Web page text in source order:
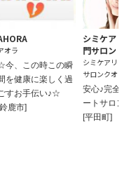
オラ
今、この時この瞬
を健康に楽しく過
すお手伝い♪☆
鹿市]
シミケア・
門サロン
シミケアリン
サロンクオー
安心♪完全
ートサロ
[平田町]